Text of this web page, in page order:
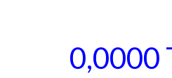
0,0000